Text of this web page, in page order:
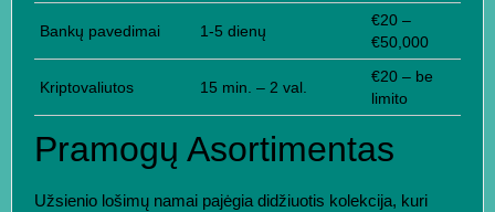
Bankų pavedimai 1-5 dienų
€20 –
€50,000
Kriptovaliutos 15 min. – 2 val.
€20 – be
limito
Pramogų Asortimentas
Užsienio lošimų namai pajėgia didžiuotis kolekcija, kuri